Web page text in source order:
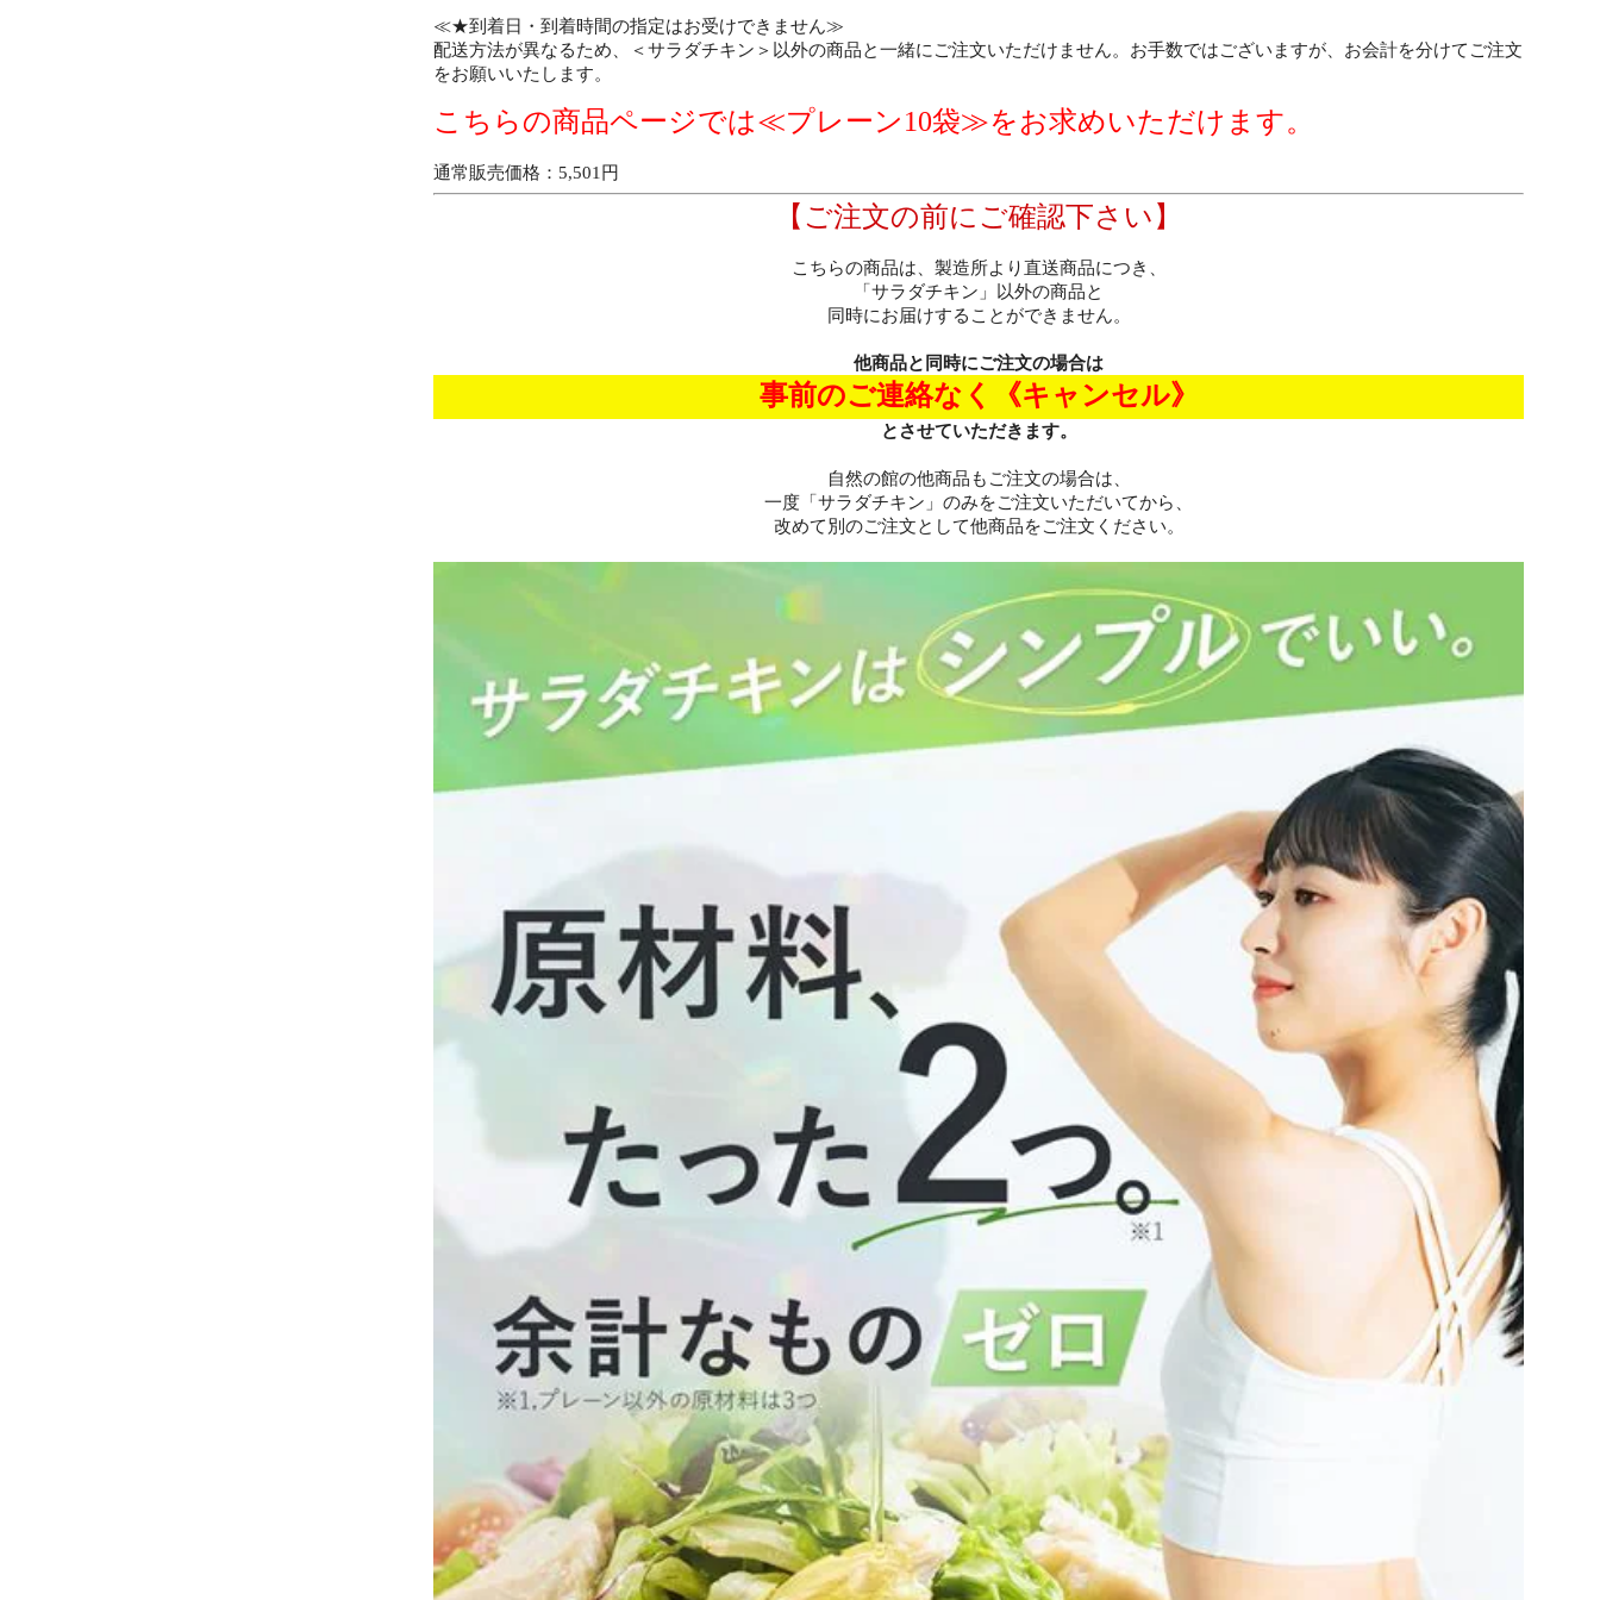
≪★到着日・到着時間の指定はお受けできません≫
配送方法が異なるため、＜サラダチキン＞以外の商品と一緒にご注文いただけません。お手数ではございますが、お会計を分けてご注文
をお願いいたします。
こちらの商品ページでは≪プレーン10袋≫をお求めいただけます。
通常販売価格：5,501円
【ご注文の前にご確認下さい】
こちらの商品は、製造所より直送商品につき、
「サラダチキン」以外の商品と
同時にお届けすることができません。
他商品と同時にご注文の場合は
事前のご連絡なく《キャンセル》
とさせていただきます。
自然の館の他商品もご注文の場合は、
一度「サラダチキン」のみをご注文いただいてから、
改めて別のご注文として他商品をご注文ください。